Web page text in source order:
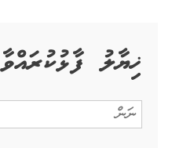
ޚިޔާލު ފާޅުކުރައްވާ